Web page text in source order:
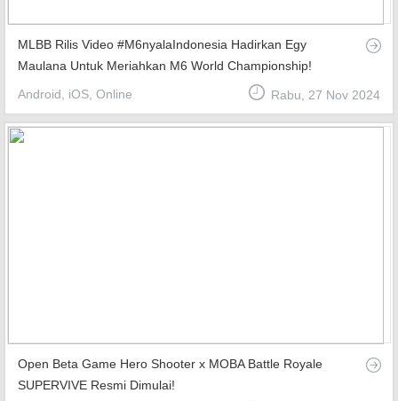
MLBB Rilis Video #M6nyalaIndonesia Hadirkan Egy
Maulana Untuk Meriahkan M6 World Championship!
Android, iOS, Online Rabu, 27 Nov 2024
Open Beta Game Hero Shooter x MOBA Battle Royale
SUPERVIVE Resmi Dimulai!